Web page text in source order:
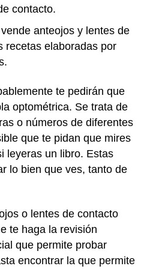
contacto.
anteojos y lentes de
recetas elaboradas por
te pedirán que
optométrica. Se trata de
o números de diferentes
que te pidan que mires
leyeras un libro. Estas
lo bien que ves, tanto de
o lentes de contacto
te haga la revisión
que permite probar
encontrar la que permite